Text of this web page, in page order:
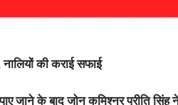
की कराई सफाई
जाने के बाद जोन कमिश्नर प्रीति सिंह